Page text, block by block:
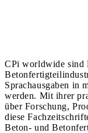
CPi worldwide sind
Sprachausgaben in
werden. Mit ihrer
über Forschung,
diese
Beton- und